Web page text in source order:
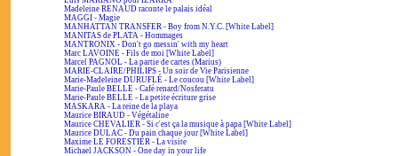
Madeleine RENAUD raconte le palais idéal
MAGGI - Magie
MANHATTAN TRANSFER - Boy from N.Y.C. [White Label]
MANITAS de PLATA - Hommages
MANTRONIX - Don't go messin' with my heart
Marc LAVOINE - Fils de moi [White Label]
Marcel PAGNOL - La partie de cartes (Marius)
MARIE-CLAIRE/PHILIPS - Un soir de Vie Parisienne
Marie-Madeleine DURUFLÉ - Le coucou [White Label]
Marie-Paule BELLE - Café renard/Nosferatu
Marie-Paule BELLE - La petite écriture grise
MASKARA - La reine de la playa
Maurice BIRAUD - Végétaline
Maurice CHEVALIER - Si c'est ça la musique à papa [White Label]
Maurice DULAC - Du pain chaque jour [White Label]
Maxime LE FORESTIER - La visite
Michael JACKSON - One day in your life